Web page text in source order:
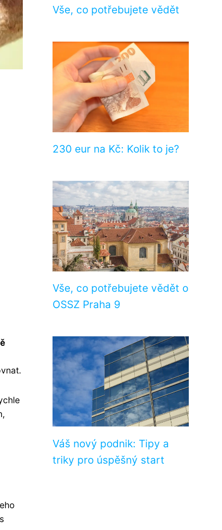
Vše, co potřebujete vědět
230 eur na Kč: Kolik to je?
Vše, co potřebujete vědět o
OSSZ Praha 9
Váš nový podnik: Tipy a
triky pro úspěšný start